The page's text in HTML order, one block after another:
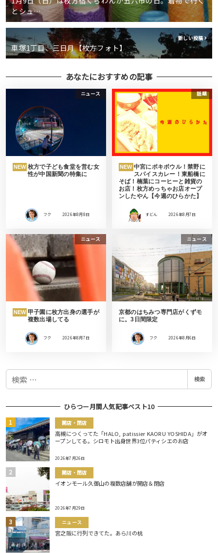
とシュ…
新しい投稿
車塚1丁目、三日月【枚方フォト】
あなたにおすすめの記事
ニュース
NEW 枚方で子ども食堂を営む女
性が中国新聞の特集に
フク 2026年8月8日
話題
NEW 中宮にポキボウル！禁野に
スパイスカレー！東船橋に
そば！楠葉にコーヒーと雑貨の
お店！枚方めっちゃお店オープ
ンしたやん【今週のひらかた】
すどん 2026年8月7日
ニュース
NEW 甲子園に枚方出身の選手が
複数出場してる
フク 2026年8月7日
ニュース
京都のはちみつ専門店がくずモ
に。3日間限定
フク 2026年8月6日
検
検索
ひらつー月間人気記事ベスト10
開店・閉店
高槻につくってた「HALO, patissier KAORU YOSHIDA」がオ
ープンしてる。シロモト出身世界3位パティシエのお店
2026年7月26日
開店・閉店
イオンモール久御山の複数店舗が開店＆閉店
2026年7月29日
ニュース
宮之阪に行列できてた。あら川の桃